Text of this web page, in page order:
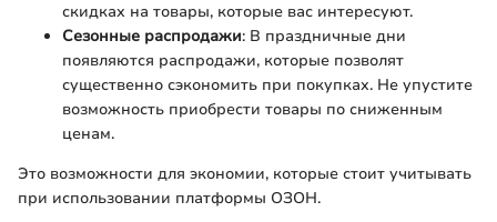
скидках на товары, которые вас интересуют.
Сезонные распродажи: В праздничные дни
появляются распродажи, которые позволят
существенно сэкономить при покупках. Не упустите
возможность приобрести товары по сниженным
ценам.
Это возможности для экономии, которые стоит учитывать
при использовании платформы ОЗОН.